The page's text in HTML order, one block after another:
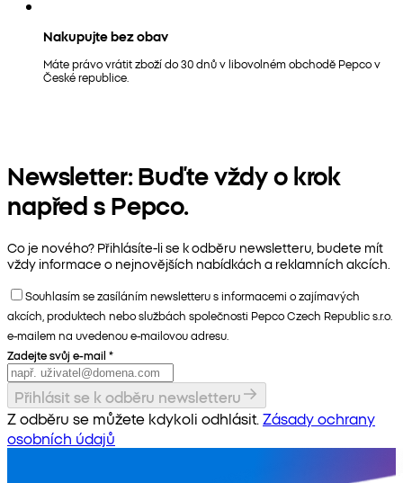
Nakupujte bez obav
Máte právo vrátit zboží do 30 dnů v libovolném obchodě Pepco v
České republice.
Newsletter: Buďte vždy o krok
napřed s Pepco.
Co je nového? Přihlásíte-li se k odběru newsletteru, budete mít
vždy informace o nejnovějších nabídkách a reklamních akcích.
Souhlasím se zasíláním newsletteru s informacemi o zajímavých
akcích, produktech nebo službách společnosti Pepco Czech Republic s.r.o.
e-mailem na uvedenou e-mailovou adresu.
Zadejte svůj e-mail *
Přihlásit se k odběru newsletteru
Z odběru se můžete kdykoli odhlásit. Zásady ochrany
osobních údajů